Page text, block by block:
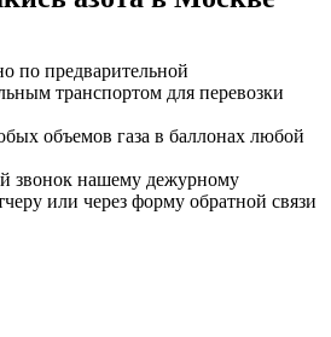
по предварительной
транспортом для перевозки
объемов газа в баллонах любой
звонок нашему дежурному
или через форму обратной связи